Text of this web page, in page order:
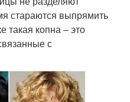
Стрижка для кудрявых
Стрижки с учетом
стараются выпрямить
такая копна – это
с